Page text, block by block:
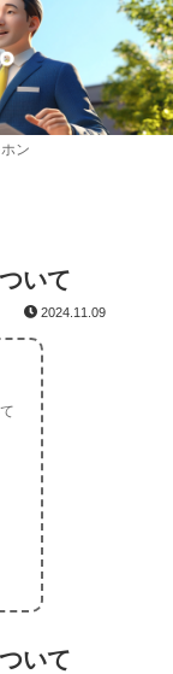
ン
いて
2024.11.09
いて